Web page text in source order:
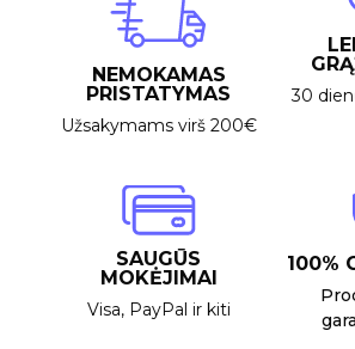
NEMOKAMAS
PRISTATYMAS
Užsakymams virš 200€
30
SAUGŪS
MOKĖJIMAI
Visa, PayPal ir kiti
100%